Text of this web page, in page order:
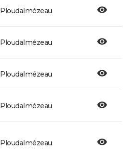
Ploudalmézeau
Ploudalmézeau
Ploudalmézeau
Ploudalmézeau
Ploudalmézeau